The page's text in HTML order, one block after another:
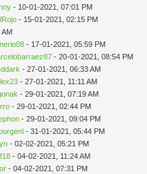
- 10-01-2021, 07:01 PM
- 15-01-2021, 02:15 PM
AM
- 17-01-2021, 05:59 PM
- 20-01-2021, 08:54 PM
- 27-01-2021, 06:33 AM
- 27-01-2021, 11:11 AM
- 29-01-2021, 07:19 AM
- 29-01-2021, 02:44 PM
- 29-01-2021, 09:04 PM
- 31-01-2021, 05:44 PM
- 02-02-2021, 05:21 PM
- 04-02-2021, 11:24 AM
- 04-02-2021, 07:31 PM